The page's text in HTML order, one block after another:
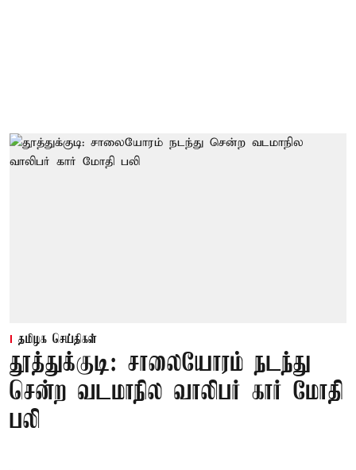
தமிழக செய்திகள்
தூத்துக்குடி: சாலையோரம் நடந்து
சென்ற வடமாநில வாலிபர் கார் மோதி
பலி